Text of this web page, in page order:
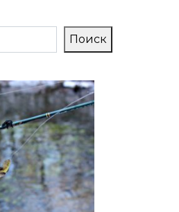
Поиск